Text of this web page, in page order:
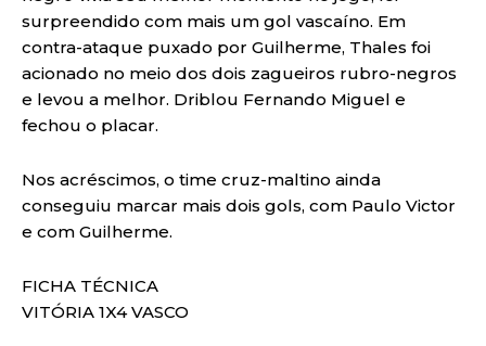
surpreendido com mais um gol vascaíno. Em
contra-ataque puxado por Guilherme, Thales foi
acionado no meio dos dois zagueiros rubro-negros
e levou a melhor. Driblou Fernando Miguel e
fechou o placar.
Nos acréscimos, o time cruz-maltino ainda
conseguiu marcar mais dois gols, com Paulo Victor
e com Guilherme.
FICHA TÉCNICA
VITÓRIA 1X4 VASCO